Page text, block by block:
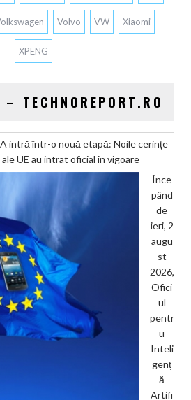
Volvo VW Xiaomi
XPENG
TECHNOREPORT.RO
intră într-o nouă etapă: Noile cerințe
UE au intrat oficial în vigoare
Înce
pând
de
ieri, 2
augu
st
2026,
Ofici
ul
pentr
u
Inteli
genț
ă
Artifi